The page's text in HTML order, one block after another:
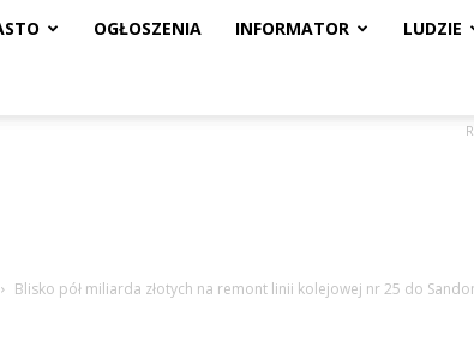
OGŁOSZENIA INFORMATOR LUDZIE
Blisko pół miliarda złotych na remont linii kolejowej nr 25 do